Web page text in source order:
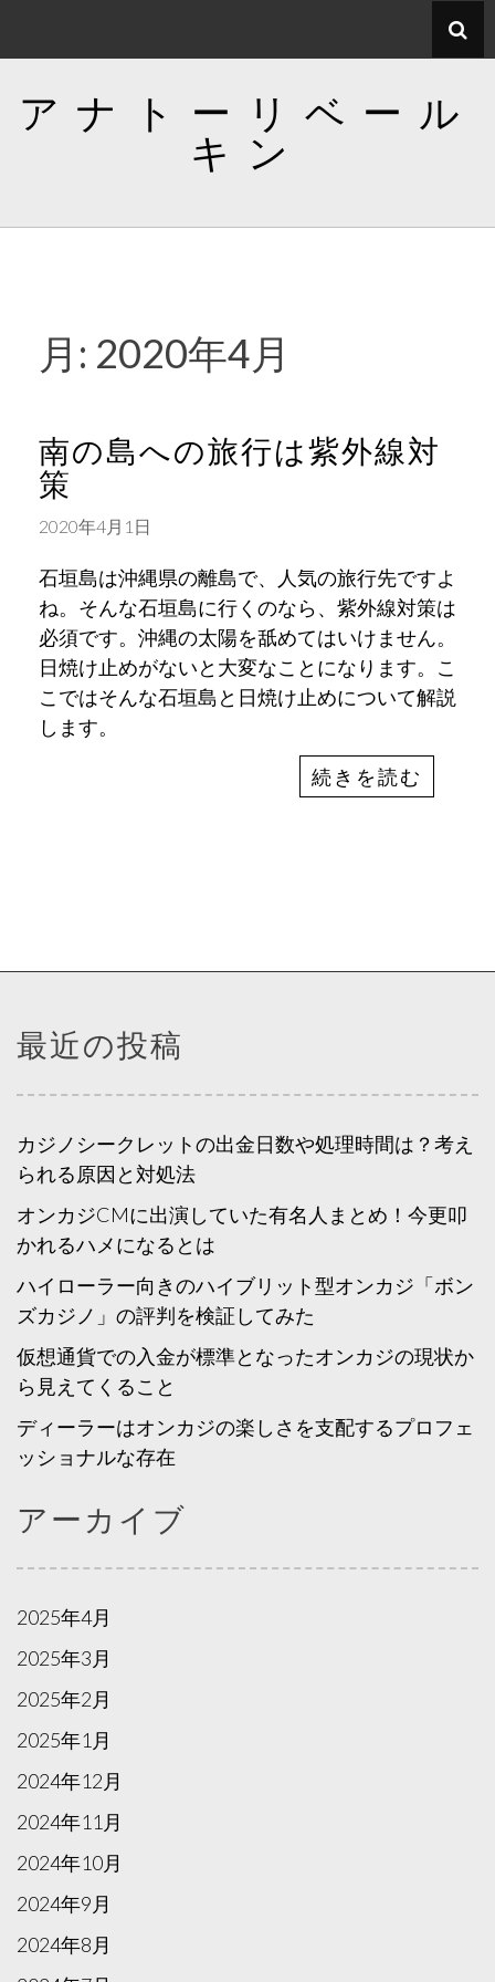
キ
アナトーリベール
キン
月: 2020年4月
南の島への旅行は紫外線対
策
2020年4月1日
石垣島は沖縄県の離島で、人気の旅行先ですよ
ね。そんな石垣島に行くのなら、紫外線対策は
必須です。沖縄の太陽を舐めてはいけません。
日焼け止めがないと大変なことになります。こ
こではそんな石垣島と日焼け止めについて解説
します。
続きを読む
最近の投稿
カジノシークレットの出金日数や処理時間は？考え
られる原因と対処法
オンカジCMに出演していた有名人まとめ！今更叩
かれるハメになるとは
ハイローラー向きのハイブリット型オンカジ「ボン
ズカジノ」の評判を検証してみた
仮想通貨での入金が標準となったオンカジの現状か
ら見えてくること
ディーラーはオンカジの楽しさを支配するプロフェ
ッショナルな存在
アーカイブ
2025年4月
2025年3月
2025年2月
2025年1月
2024年12月
2024年11月
2024年10月
2024年9月
2024年8月